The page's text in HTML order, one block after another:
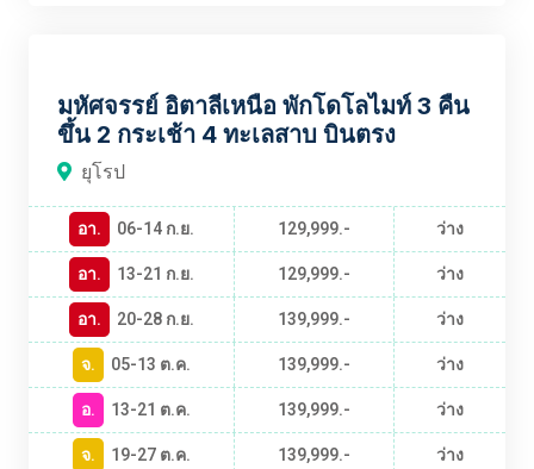
มหัศจรรย์ อิตาลีเหนือ พักโดโลไมท์ 3 คืน
ขึ้น 2 กระเช้า 4 ทะเลสาบ บินตรง
ยุโรป
อา. 06-14 ก.ย. 129,999.-
ว่าง
อา.
13-21 ก.ย. 129,999.-
ว่าง
อา.
20-28 ก.ย. 139,999.-
ว่าง
จ.
05-13 ต.ค. 139,999.-
ว่าง
อ.
13-21 ต.ค. 139,999.-
ว่าง
จ.
19-27 ต.ค. 139,999.- ว่าง